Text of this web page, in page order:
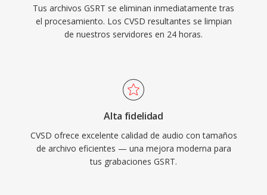
Tus archivos GSRT se eliminan inmediatamente tras
el procesamiento. Los CVSD resultantes se limpian
de nuestros servidores en 24 horas.
Alta fidelidad
CVSD ofrece excelente calidad de audio con tamaños
de archivo eficientes — una mejora moderna para
tus grabaciones GSRT.